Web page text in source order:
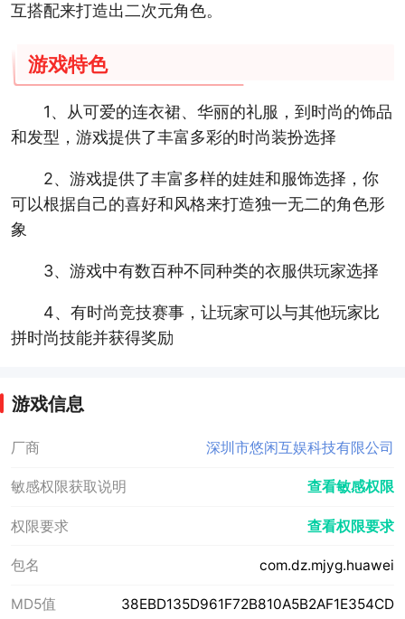
互搭配来打造出二次元角色。
游戏特色
1、从可爱的连衣裙、华丽的礼服，到时尚的饰品
和发型，游戏提供了丰富多彩的时尚装扮选择
2、游戏提供了丰富多样的娃娃和服饰选择，你
可以根据自己的喜好和风格来打造独一无二的角色形
象
3、游戏中有数百种不同种类的衣服供玩家选择
4、有时尚竞技赛事，让玩家可以与其他玩家比
拼时尚技能并获得奖励
游戏信息
厂商 深圳市悠闲互娱科技有限公司
敏感权限获取说明 查看敏感权限
权限要求 查看权限要求
包名 com.dz.mjyg.huawei
MD5值 38EBD135D961F72B810A5B2AF1E354CD